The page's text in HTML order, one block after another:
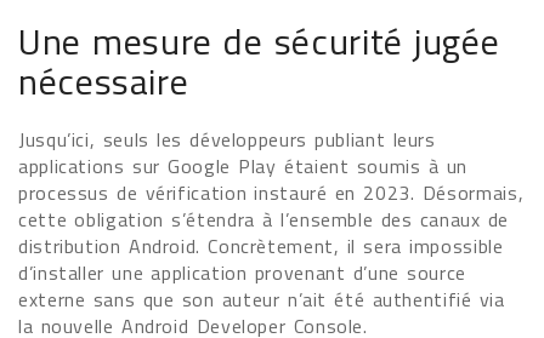
Une mesure de sécurité jugée
nécessaire
Jusqu’ici, seuls les développeurs publiant leurs
applications sur Google Play étaient soumis à un
processus de vérification instauré en 2023. Désormais,
cette obligation s’étendra à l’ensemble des canaux de
distribution Android. Concrètement, il sera impossible
d’installer une application provenant d’une source
externe sans que son auteur n’ait été authentifié via
la nouvelle Android Developer Console.